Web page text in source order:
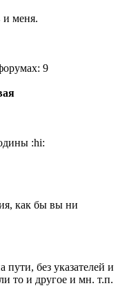
и меня.
:hi:
как бы вы ни
без указателей и
то и другое и мн. т.п.